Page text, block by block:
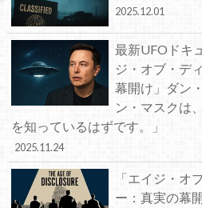
2025.12.01
最新UFOドキ
ジ・オブ・デ
幕開け」ダン
ン・マスクは
を知っているはずです。」
2025.11.24
「エイジ・オ
ー：真実の幕